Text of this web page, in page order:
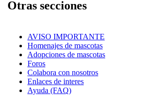
Otras secciones
AVISO IMPORTANTE
Homenajes de mascotas
Adopciones de mascotas
Foros
Colabora con nosotros
Enlaces de interes
Ayuda (FAQ)